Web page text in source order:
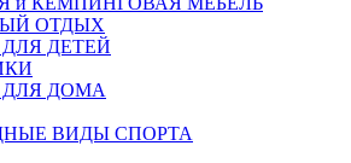
ОТДЫХ
ДЕТЕЙ
ДОМА
ВИДЫ СПОРТА